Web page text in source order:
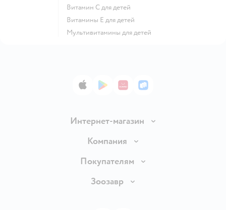
Витамин С для детей
Витамины Е для детей
Мультивитамины для детей
App StoreGoogle Play
AppGallery
RuStore
Интернет-магазин
Доставка и оплата
Обмен и возврат товара
Правила продажи
Компания
О компании
Инвесторам
Покупателям
Бонусные карты
Зоозавр